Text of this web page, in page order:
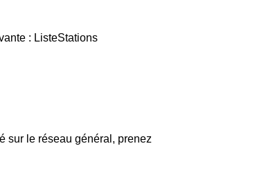
: ListeStations
sur le réseau général, prenez